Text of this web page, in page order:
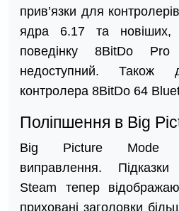
прив’язки для
ядра 6.17 та новіших,
поведінку 8BitDo
недоступний. Також
контролера 8BitDo 64
Поліпшення в Big
Big Picture Mode
виправлення.
Steam тепер
приховані заголовки